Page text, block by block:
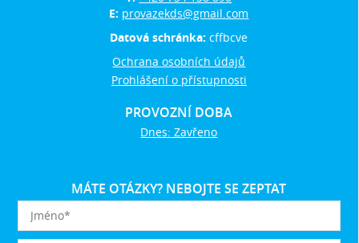
E: provazekds@gmail.com
Datová schránka:cffbcve
Ochrana osobních údajů
Prohlášení o přístupnosti
PROVOZNÍ DOBA
Dnes: Zavřeno
MÁTE OTÁZKY? NEBOJTE SE ZEPTAT